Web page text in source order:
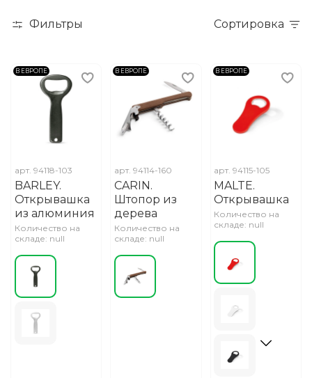
Фильтры Сортировка
В ЕВРОПЕ
арт. 94118-103
BARLEY.
Oткрывашка
из алюминия
Количество на
складе: null
В ЕВРОПЕ
арт.94114-160
CARIN.
Штопор из
дерева
Количество на
складе: null
В ЕВРОПЕ
арт.94115-105
MALTE.
Oткрывашка
Количество на
складе: null